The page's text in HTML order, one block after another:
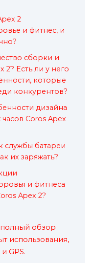
2
и фитнес, и
сборки и
2? Есть ли у него
которые
конкурентов?
дизайна
Coros Apex
службы батареи
их заряжать?
и фитнеса
Apex 2?
обзор
использования,
GPS.